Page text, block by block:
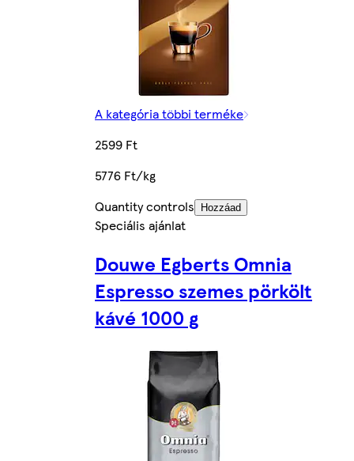
A kategória többi terméke
2599 Ft
5776 Ft/kg
Quantity controls
Hozzáad
Speciális ajánlat
Douwe Egberts Omnia
Espresso szemes pörkölt
kávé 1000 g